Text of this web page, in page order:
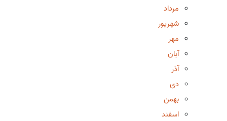
مرداد
شهریور
مهر
آبان
آذر
دی
بهمن
اسفند